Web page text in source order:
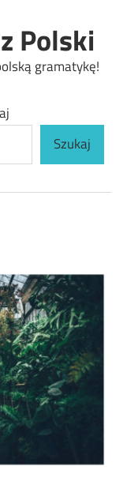
Polski
gramatykę!
Szukaj